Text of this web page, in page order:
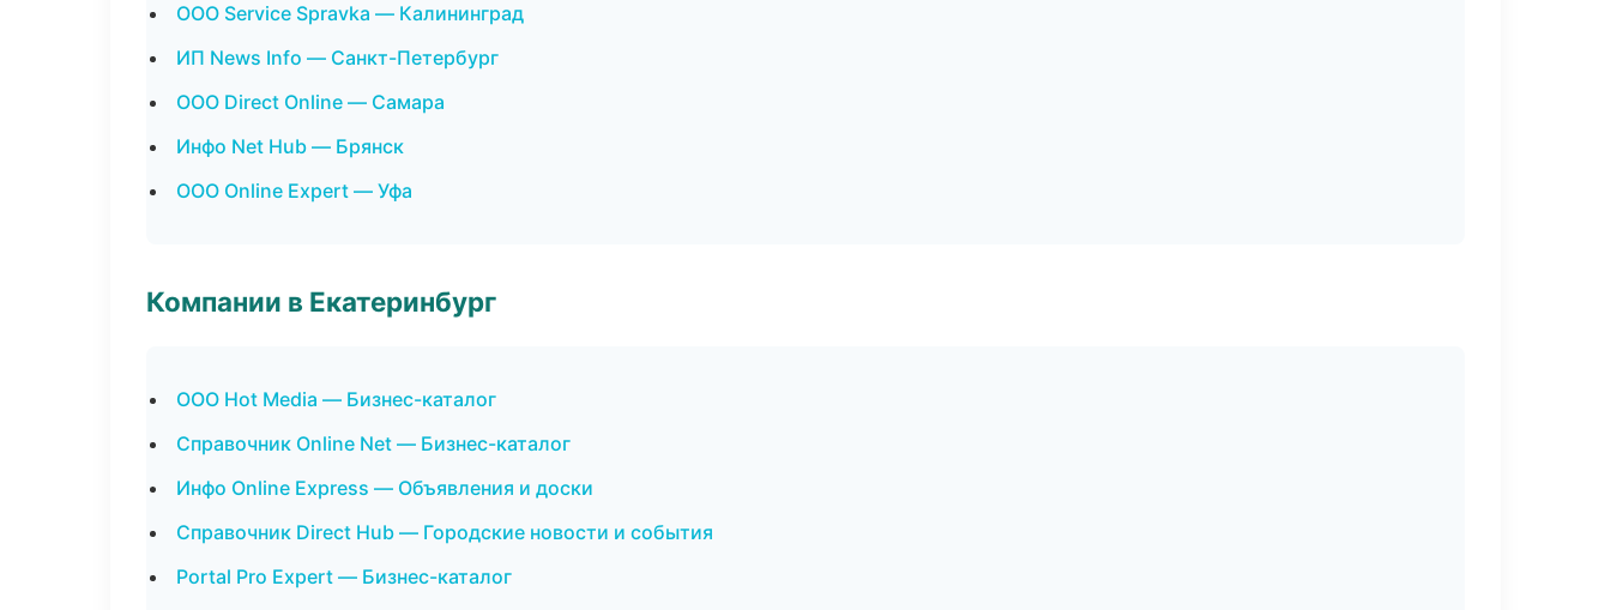
ООО Service Spravka — Калининград
ИП News Info — Санкт-Петербург
ООО Direct Online — Самара
Инфо Net Hub — Брянск
ООО Online Expert — Уфа
Компании в Екатеринбург
ООО Hot Media — Бизнес-каталог
Справочник Online Net — Бизнес-каталог
Инфо Online Express — Объявления и доски
Справочник Direct Hub — Городские новости и события
Portal Pro Expert — Бизнес-каталог